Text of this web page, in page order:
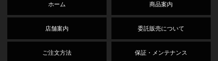
ホーム 商品案内
店舗案内 委託販売について
ご注文方法 保証・メンテナンス